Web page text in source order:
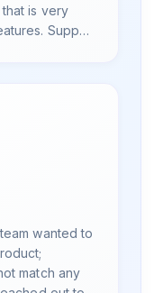
is very
Support
news
it. Thank
wanted to
match any